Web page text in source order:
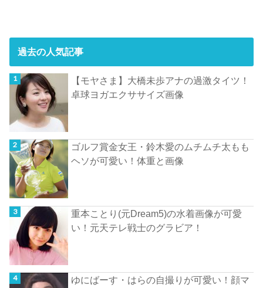
過去の人気記事
【モヤさま】大橋未歩アナの過激タイツ！
卓球ヨガエクササイズ画像
ゴルフ賞金女王・鈴木愛のムチムチ太もも
ヘソが可愛い！体重と画像
重本ことり(元Dream5)の水着画像が可愛
い！元天テレ戦士のグラビア！
ゆにばーす・はらの自撮りが可愛い！顔マ